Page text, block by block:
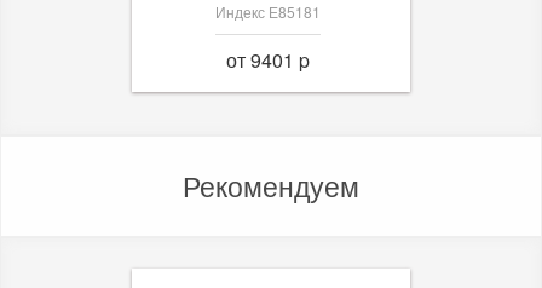
Индекс Е85181
от 9401 p
Рекомендуем